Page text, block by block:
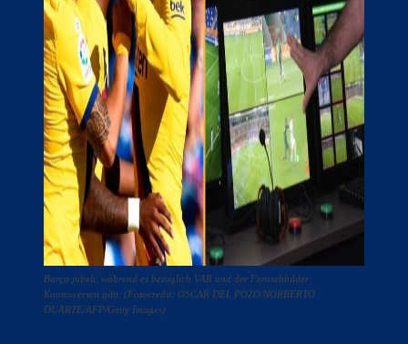
Barça jubelt, während es bezüglich VAR und der Fernsehbilder
Kontroversen gibt. (Fotocredit: OSCAR DEL POZO/NORBERTO
DUARTE/AFP/Getty Images)